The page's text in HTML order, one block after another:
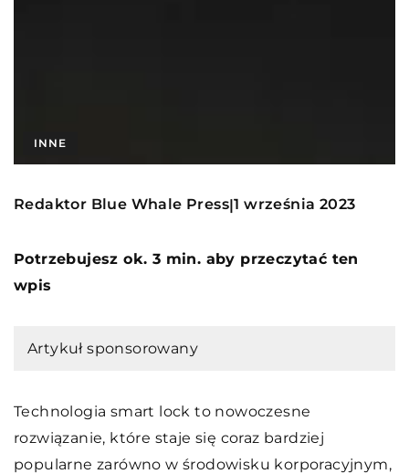
INNE
Redaktor Blue Whale Press|1 września 2023
Potrzebujesz ok. 3 min. aby przeczytać ten
wpis
Artykuł sponsorowany
Technologia smart lock to nowoczesne
rozwiązanie, które staje się coraz bardziej
popularne zarówno w środowisku korporacyjnym,